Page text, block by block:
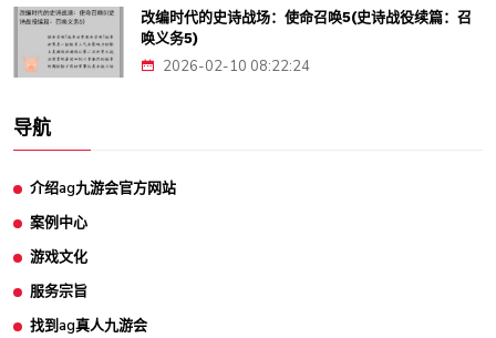
改编时代的史诗战场：使命召唤5(史诗战役续篇：召
唤义务5)
2026-02-10 08:22:24
导航
介绍ag九游会官方网站
案例中心
游戏文化
服务宗旨
找到ag真人九游会